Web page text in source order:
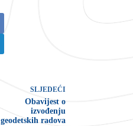
SLJEDEĆI
Obavijest o
izvođenju
geodetskih radova